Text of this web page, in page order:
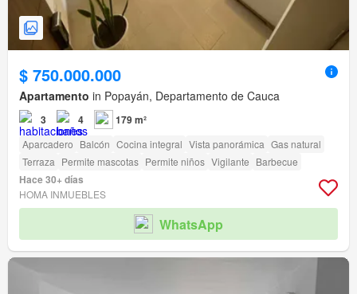
$ 750.000.000
Apartamento in Popayán, Departamento de Cauca
3 4 179 m²
Aparcadero Balcón Cocina integral Vista panorámica Gas natural
Terraza Permite mascotas Permite niños Vigilante Barbecue
Hace 30+ días
HOMA INMUEBLES
WhatsApp